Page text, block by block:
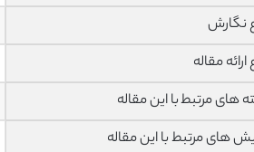
نگارش
مقاله
های مرتبط با این مقاله
های مرتبط با این مقاله